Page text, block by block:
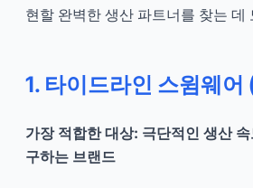
현할 완벽한 생산 파트너를 찾는 데
1. 타이드라인 스윔웨어
가장 적합한 대상: 극단적인 생산
구하는 브랜드